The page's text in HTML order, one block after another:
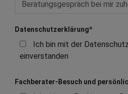
Datenschutzerklärung*
einverstanden
Fachberater-Besuch und